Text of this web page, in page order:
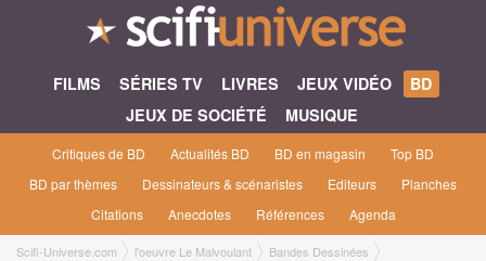
FILMS SÉRIES TV LIVRES JEUX VIDÉO
BD
JEUX DE SOCIÉTÉ
MUSIQUE
Critiques de BD Actualités BD BD en magasin
Top BD
BD par thèmes
Dessinateurs & scénaristes Editeurs
Planches
Citations
Anecdotes Références Agenda
Scifi-Universe.com l'oeuvre Le Malvoulant
Bandes Dessinées